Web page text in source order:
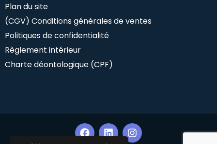
Plan du site
(CGV) Conditions générales de ventes
Politiques de confidentialité
Règlement intérieur
Charte déontologique (CPF)